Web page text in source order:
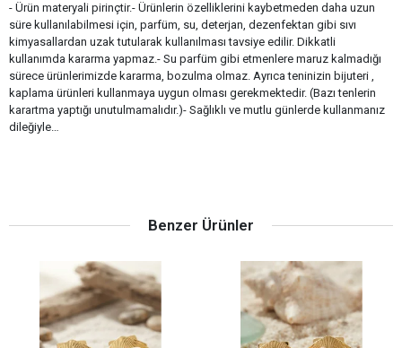
- Ürün materyali pirinçtir.- Ürünlerin özelliklerini kaybetmeden daha uzun
süre kullanılabilmesi için, parfüm, su, deterjan, dezenfektan gibi sıvı
kimyasallardan uzak tutularak kullanılması tavsiye edilir. Dikkatli
kullanımda kararma yapmaz.- Su parfüm gibi etmenlere maruz kalmadığı
sürece ürünlerimizde kararma, bozulma olmaz. Ayrıca teninizin bijuteri ,
kaplama ürünleri kullanmaya uygun olması gerekmektedir. (Bazı tenlerin
karartma yaptığı unutulmamalıdır.)- Sağlıklı ve mutlu günlerde kullanmanız
dileğiyle…
Benzer Ürünler